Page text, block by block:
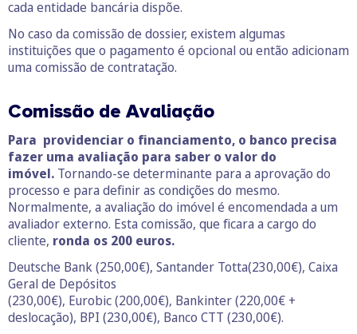
cada entidade bancária dispõe.
No caso da comissão de dossier, existem algumas
instituições que o pagamento é opcional ou então adicionam
uma comissão de contratação.
Comissão de Avaliação
Para providenciar o financiamento, o banco precisa
fazer uma avaliação para saber o valor do
imóvel. Tornando-se determinante para a aprovação do
processo e para definir as condições do mesmo.
Normalmente, a avaliação do imóvel é encomendada a um
avaliador externo. Esta comissão, que ficara a cargo do
cliente, ronda os 200 euros.
Deutsche Bank (250,00€), Santander Totta(230,00€), Caixa
Geral de Depósitos
(230,00€), Eurobic (200,00€), Bankinter (220,00€ +
deslocação), BPI (230,00€), Banco CTT (230,00€).